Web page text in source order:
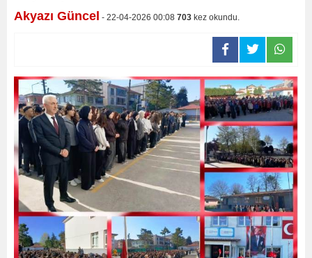
Akyazı Güncel - 22-04-2026 00:08 703 kez okundu.